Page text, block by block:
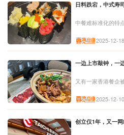
日料跌宕，中式寿
中餐难标准化的特
2025-12-
一边上市敲钟，一
又有一家香港餐企
2025-12-
创立仅1年，又一